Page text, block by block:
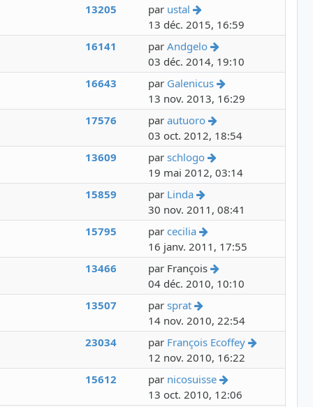
13205 par ustal
Voir le dernier
13 déc. 2015, 16:59
16141 parAndgelo
Voir le dernier
03 déc. 2014, 19:10
16643 par Galenicus
Voir le dernier
13 nov. 2013, 16:29
17576 parautuoro
Voir le dernier
03 oct. 2012, 18:54
13609 parschlogo
Voir le dernier
19 mai 2012, 03:14
15859 par Linda
Voir le dernier
30 nov. 2011, 08:41
15795 parcecilia
Voir le dernier
16 janv. 2011, 17:55
13466 par François
Voir le dernier
04 déc. 2010, 10:10
13507 parsprat
Voir le dernier
14 nov. 2010, 22:54
23034 par François Ecoffey
Voir le
12 nov. 2010, 16:22
15612 par nicosuisse
Voir le dernier
13 oct. 2010, 12:06